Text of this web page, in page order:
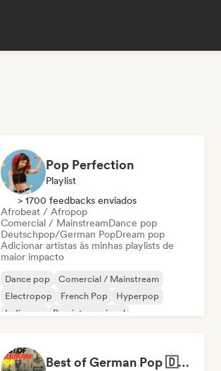
Pop Perfection
Playlist
> 1700 feedbacks enviados
Afrobeat / Afropop
Comercial / MainstreamDance pop
Deutschpop/German PopDream pop
Adicionar artistas às minhas playlists de
maior impacto
Dance pop
Comercial / Mainstream
Electropop
French Pop
Hyperpop
Indie pop
Pop internacional
Best of German Pop 🇩🇪